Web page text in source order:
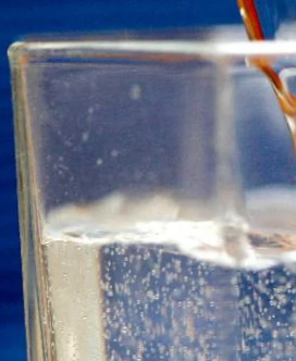
verlag
veranstaltungen
shop
fragen & hilfe
unterstützen
abo
genossenschaft